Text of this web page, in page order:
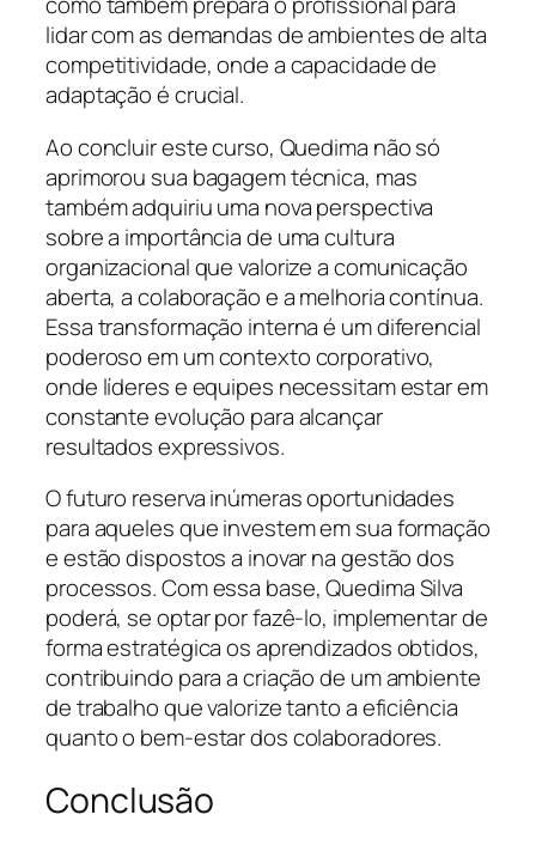
lidar com as demandas de ambientes de alta
competitividade, onde a capacidade de
adaptação é crucial.
Ao concluir este curso, Quedima não só
aprimorou sua bagagem técnica, mas
também adquiriu uma nova perspectiva
sobre a importância de uma cultura
organizacional que valorize a comunicação
aberta, a colaboração e a melhoria contínua.
Essa transformação interna é um diferencial
poderoso em um contexto corporativo,
onde líderes e equipes necessitam estar em
constante evolução para alcançar
resultados expressivos.
O futuro reserva inúmeras oportunidades
para aqueles que investem em sua formação
e estão dispostos a inovar na gestão dos
processos. Com essa base, Quedima Silva
poderá, se optar por fazê-lo, implementar de
forma estratégica os aprendizados obtidos,
contribuindo para a criação de um ambiente
de trabalho que valorize tanto a eficiência
quanto o bem-estar dos colaboradores.
Conclusão